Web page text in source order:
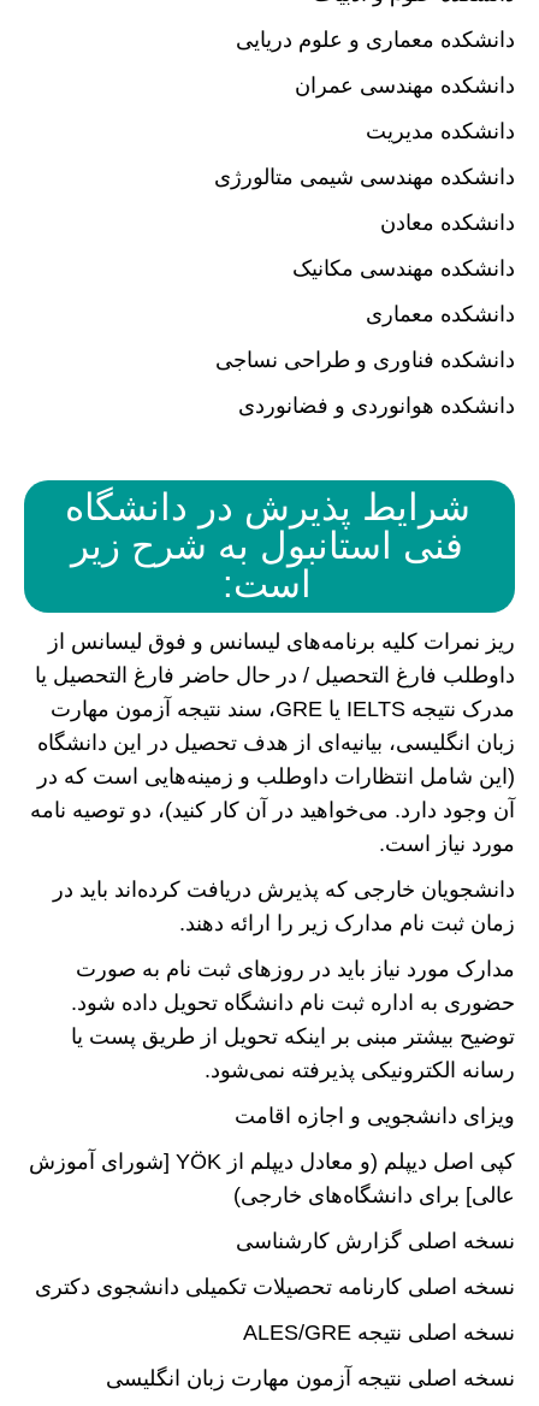
دانشکده معماری و علوم دریایی
دانشکده مهندسی عمران
دانشکده مدیریت
دانشکده مهندسی شیمی متالورژی
دانشکده معادن
دانشکده مهندسی مکانیک
دانشکده معماری
دانشکده فناوری و طراحی نساجی
دانشکده هوانوردی و فضانوردی
شرایط پذیرش در دانشگاه
فنی استانبول به شرح زیر
است:
ریز نمرات کلیه برنامه‌های لیسانس و فوق لیسانس از
داوطلب فارغ التحصیل / در حال حاضر فارغ التحصیل یا
مدرک نتیجه IELTS یا GRE، سند نتیجه آزمون مهارت
زبان انگلیسی، بیانیه‌ای از هدف تحصیل در این دانشگاه
(این شامل انتظارات داوطلب و زمینه‌هایی است که در
آن وجود دارد. می‌خواهید در آن کار کنید)، دو توصیه نامه
مورد نیاز است.
دانشجویان خارجی که پذیرش دریافت کرده‌اند باید در
زمان ثبت نام مدارک زیر را ارائه دهند.
مدارک مورد نیاز باید در روز‌های ثبت نام به صورت
حضوری به اداره ثبت نام دانشگاه تحویل داده شود.
توضیح بیشتر مبنی بر اینکه تحویل از طریق پست یا
رسانه الکترونیکی پذیرفته نمی‌شود.
ویزای دانشجویی و اجازه اقامت
کپی اصل دیپلم (و معادل دیپلم از YÖK [شورای آموزش
عالی] برای دانشگاه‌های خارجی)
نسخه اصلی گزارش کارشناسی
نسخه اصلی کارنامه تحصیلات تکمیلی دانشجوی دکتری
نسخه اصلی نتیجه ALES/GRE
نسخه اصلی نتیجه آزمون مهارت زبان انگلیسی